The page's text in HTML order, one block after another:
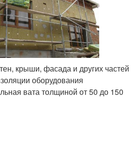
крыши, фасада и других частей
оборудования
вата толщиной от 50 до 150